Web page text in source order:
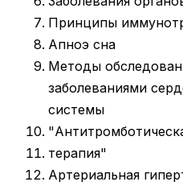
Принципы
Апноэ сна
Методы
заболеваниями
системы
терапия"
Артериальная